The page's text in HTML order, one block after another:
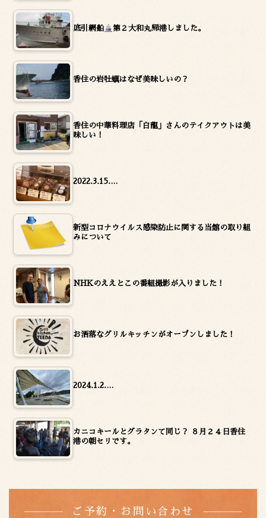
底引網船 第２大和丸帰港しました。
香住の岩牡蠣はなぜ美味しいの？
香住の中華料理店「白龍」さんのテイクアウトは美
味しい！
2022.3.15.…
新型コロナウイルス感染防止に関する当館の取り組
みについて
NHKのええとこの番組撮影が入りました！
お洒落なグリルキッチンがオープンしました！
2024.1.2.…
カニコキールとグラタンて同じ？ ８月２４日香住
港の朝セリです。
ご予約・お問い合わせ